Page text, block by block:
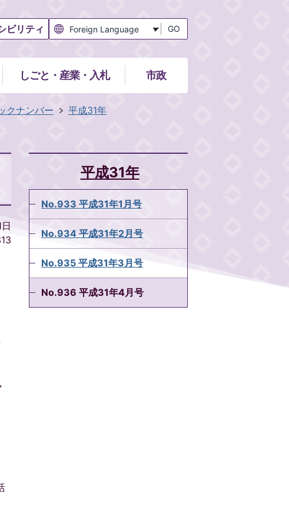
ビリティ GO
しごと・産業・入札 市政
クナンバー
平成31年
平成31年
No.933 平成31年1月号
No.934 平成31年2月号
No.935 平成31年3月号
No.936 平成31年4月号